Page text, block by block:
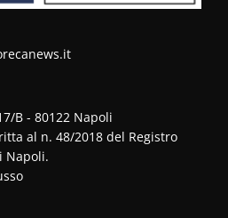
B - 80122 Napoli
al n. 48/2018 del Registro
Napoli.